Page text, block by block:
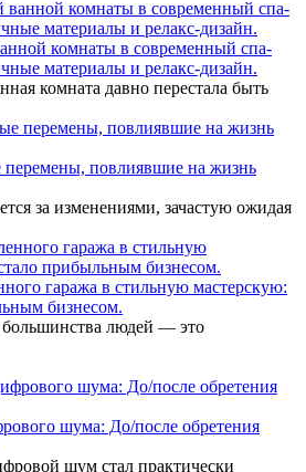
комнаты в современный спа-
материалы и релакс-дизайн.
комната давно перестала быть
повлиявшие на жизнь
за изменениями, зачастую ожидая
гаража в стильную мастерскую:
бизнесом.
большинства людей — это
шума: До/после обретения
шум стал практически